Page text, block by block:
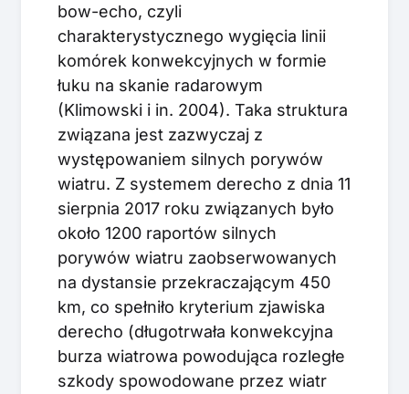
bow-echo, czyli
charakterystycznego wygięcia linii
komórek konwekcyjnych w formie
łuku na skanie radarowym
(Klimowski i in. 2004). Taka struktura
związana jest zazwyczaj z
występowaniem silnych porywów
wiatru. Z systemem derecho z dnia 11
sierpnia 2017 roku związanych było
około 1200 raportów silnych
porywów wiatru zaobserwowanych
na dystansie przekraczającym 450
km, co spełniło kryterium zjawiska
derecho (długotrwała konwekcyjna
burza wiatrowa powodująca rozległe
szkody spowodowane przez wiatr